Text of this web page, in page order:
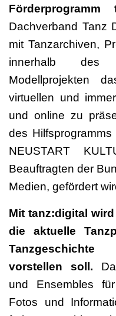
Förderprogramm
Dachverband Tanz
mit Tanzarchiven,
innerhalb des
Modellprojekten
virtuellen und
und online zu
des
NEUSTART
Beauftragten der
Medien, gefördert
Mit tanz:digital
die aktuelle
vorstellen soll.
und Ensembles
Fotos und